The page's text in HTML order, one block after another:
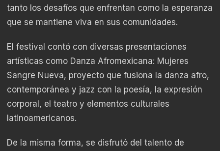
tanto los desafíos que enfrentan como la esperanza
que se mantiene viva en sus comunidades.
El festival contó con diversas presentaciones
artísticas como Danza Afromexicana: Mujeres
Sangre Nueva, proyecto que fusiona la danza afro,
contemporánea y jazz con la poesía, la expresión
corporal, el teatro y elementos culturales
latinoamericanos.
De la misma forma, se disfrutó del talento de